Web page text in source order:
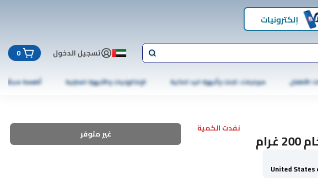
إلكترونيات
تسجيل الدخول 0
الأطفال موبايلات، تابلت وأجهزة اليد الذكية الإلكترونيات والأجهزة المنزلية أطعمة مجمّدة
نفدت الكمية
United States
غير متوفر